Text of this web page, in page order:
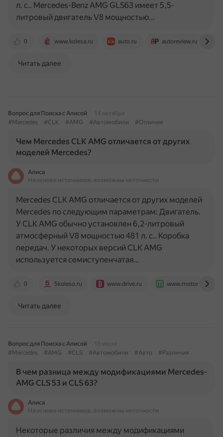
0 www.kolesa.ru auto.ru autoreview.ru
л. с.. Mercedes-Benz AMG GLS63 имеет 5,5-
литровый двигатель V8 мощностью…
Читать далее
Вопрос для Поиска с Алисой
14 октября
#Mercedes
#CLK #AMG #Автомобили #Отличия
Чем Mercedes CLK AMG отличается от других
моделей Mercedes?
Алиса
На основе источников, возможны неточности
0 5koleso.ru www.drive.ru www.motorpage.ru
Mercedes CLK AMG отличается от других моделей
Mercedes по следующим параметрам: Двигатель.
У CLK AMG обычно установлен 6,2-литровый
атмосферный V8 мощностью 481 л. с.. Коробка
передач. У некоторых версий CLK AMG
используется семиступенчатая…
Читать далее
Вопрос для Поиска с Алисой
18 июля
#Mercedes
#AMG #CLS #Автомобили #Авто #Различия
В чем разница между модификациями Mercedes-
AMG CLS 53 и CLS 63?
Алиса
На основе источников, возможны неточности
Некоторые различия между модификациями